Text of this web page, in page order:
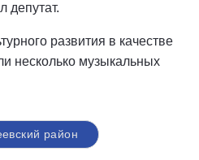
депутат.
развития в качестве
несколько музыкальных
район